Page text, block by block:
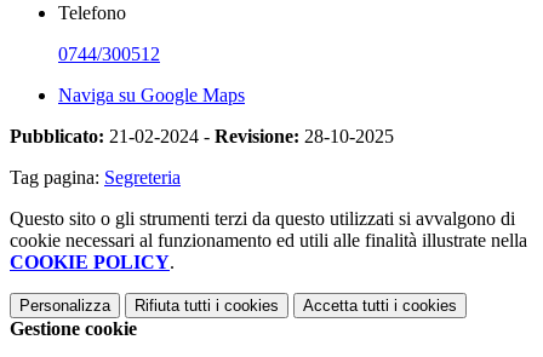
Telefono
0744/300512
Naviga su Google Maps
Pubblicato: 21-02-2024 - Revisione: 28-10-2025
Tag pagina: Segreteria
Questo sito o gli strumenti terzi da questo utilizzati si avvalgono di
cookie necessari al funzionamento ed utili alle finalità illustrate nella
COOKIE POLICY.
Personalizza Rifiuta tutti i cookies Accetta tutti i cookies
Gestione cookie